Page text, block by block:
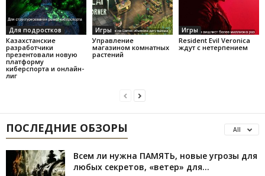
Для подростков
Казахстанские
разработчики
презентовали новую
платформу
киберспорта и онлайн-
лиг
Игры
Управление
магазином комнатных
растений
Игры
Resident Evil Veronica
ждут с нетерпением
ПОСЛЕДНИЕ ОБЗОРЫ All
Всем ли нужна ПАМЯТЬ, новые угрозы для
любых секретов, «ветер» для...